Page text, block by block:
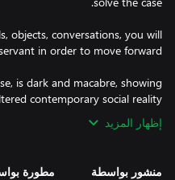
objects, conversations, you will
is dark and macabre, showing
contemporary social reality.
إظهار المزيد
منشور بواسطة مطورة